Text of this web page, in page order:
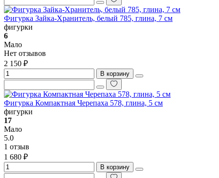
Фигурка Зайка-Хранитель, белый 785, глина, 7 см
фигурки
6
Мало
Нет отзывов
2 150 ₽
В корзину
Фигурка Компактная Черепаха 578, глина, 5 см
фигурки
17
Мало
5.0
1 отзыв
1 680 ₽
В корзину